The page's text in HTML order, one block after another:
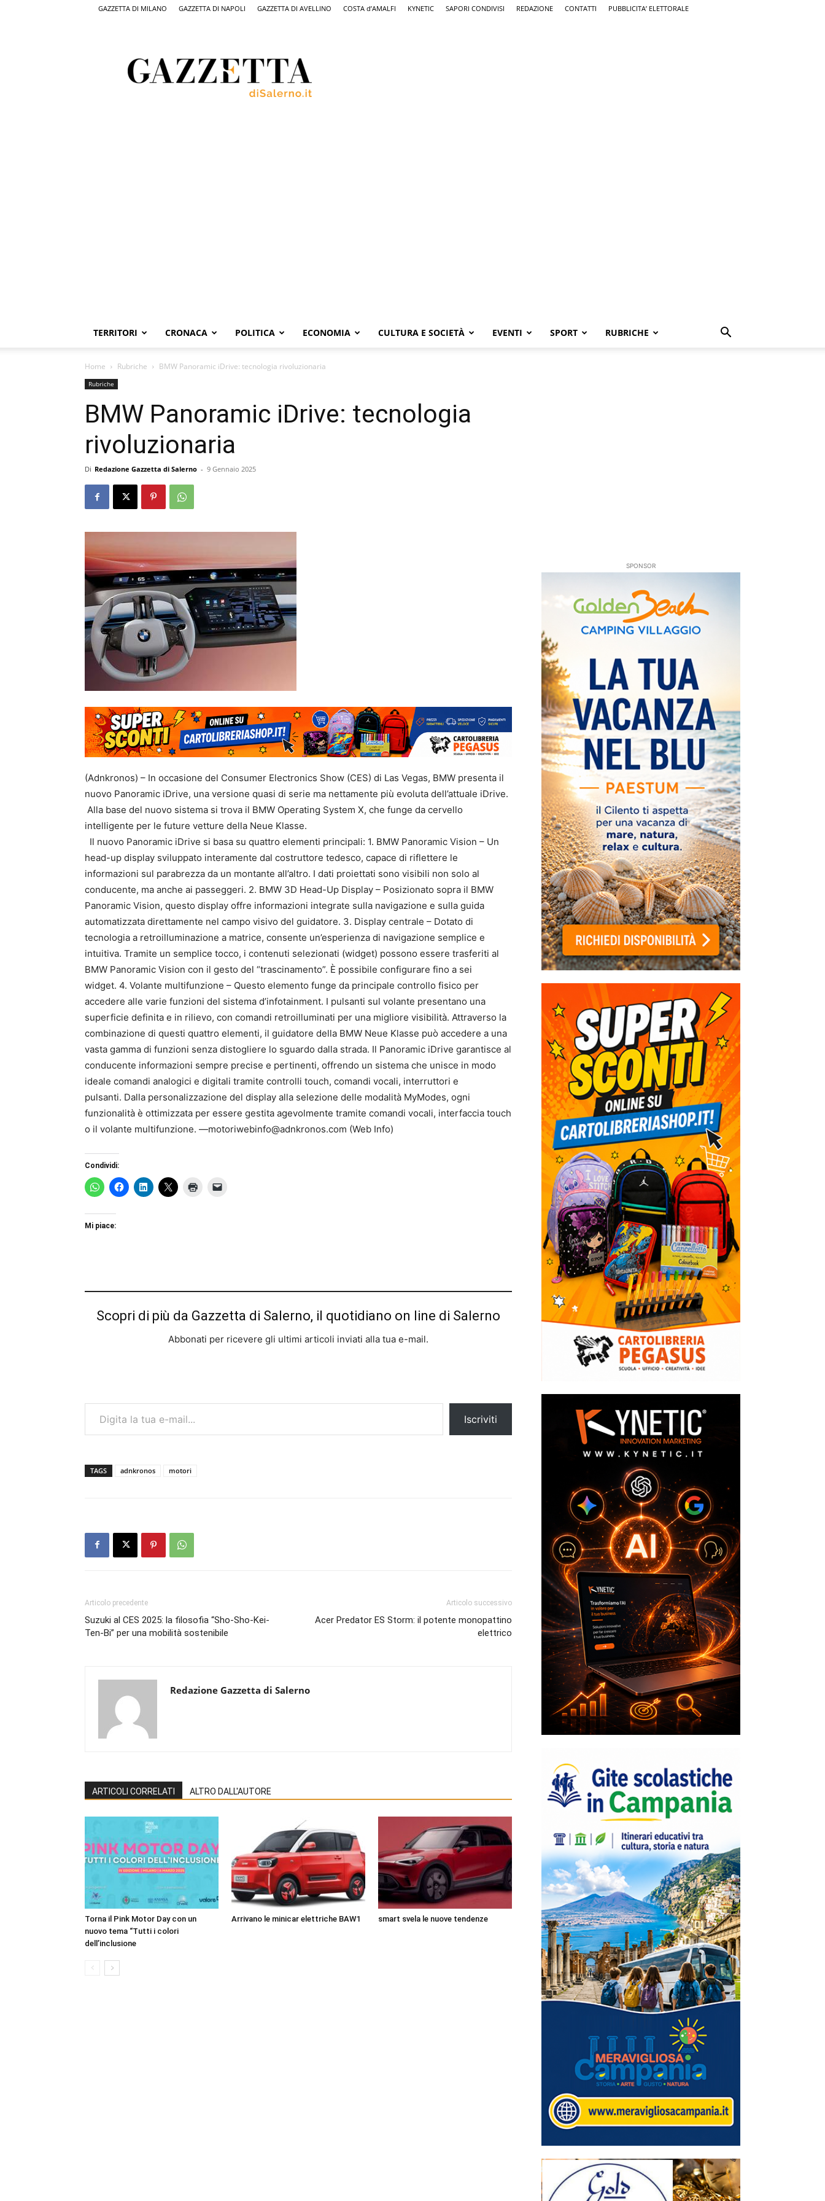
GAZZETTA DI MILANO GAZZETTA DI NAPOLI GAZZETTA DI AVELLINO COSTA d’AMALFI KYNETIC SAPORI CONDIVISI REDAZIONE CONTATTI PUBBLICITA’ ELETTORALE
Salerno,
il
quotidiano
TERRITORI CRONACA POLITICA ECONOMIA CULTURA E SOCIETÀ EVENTI SPORT RUBRICHE
Home Rubriche BMW Panoramic iDrive: tecnologia rivoluzionaria
Rubriche
BMW Panoramic iDrive: tecnologia
rivoluzionaria
Di Redazione Gazzetta di Salerno - 9 Gennaio 2025
(Adnkronos) – In occasione del Consumer Electronics Show (CES) di Las Vegas, BMW presenta il
nuovo Panoramic iDrive, una versione quasi di serie ma nettamente più evoluta dell’attuale iDrive.
Alla base del nuovo sistema si trova il BMW Operating System X, che funge da cervello
intelligente per le future vetture della Neue Klasse.
Il nuovo Panoramic iDrive si basa su quattro elementi principali: 1. BMW Panoramic Vision – Un
head-up display sviluppato interamente dal costruttore tedesco, capace di riflettere le
informazioni sul parabrezza da un montante all’altro. I dati proiettati sono visibili non solo al
conducente, ma anche ai passeggeri. 2. BMW 3D Head-Up Display – Posizionato sopra il BMW
Panoramic Vision, questo display offre informazioni integrate sulla navigazione e sulla guida
automatizzata direttamente nel campo visivo del guidatore. 3. Display centrale – Dotato di
tecnologia a retroilluminazione a matrice, consente un’esperienza di navigazione semplice e
intuitiva. Tramite un semplice tocco, i contenuti selezionati (widget) possono essere trasferiti al
BMW Panoramic Vision con il gesto del “trascinamento”. È possibile configurare fino a sei
widget. 4. Volante multifunzione – Questo elemento funge da principale controllo fisico per
accedere alle varie funzioni del sistema d’infotainment. I pulsanti sul volante presentano una
superficie definita e in rilievo, con comandi retroilluminati per una migliore visibilità. Attraverso la
combinazione di questi quattro elementi, il guidatore della BMW Neue Klasse può accedere a una
vasta gamma di funzioni senza distogliere lo sguardo dalla strada. Il Panoramic iDrive garantisce al
conducente informazioni sempre precise e pertinenti, offrendo un sistema che unisce in modo
ideale comandi analogici e digitali tramite controlli touch, comandi vocali, interruttori e
pulsanti. Dalla personalizzazione del display alla selezione delle modalità MyModes, ogni
funzionalità è ottimizzata per essere gestita agevolmente tramite comandi vocali, interfaccia touch
o il volante multifunzione. —motoriwebinfo@adnkronos.com (Web Info)
Condividi:
Mi piace:
Scopri di più da Gazzetta di Salerno, il quotidiano on line di Salerno
Abbonati per ricevere gli ultimi articoli inviati alla tua e-mail.
Digita la tua e-mail...
Iscriviti
TAGS adnkronos motori
Articolo precedente
Suzuki al CES 2025: la filosofia “Sho-Sho-Kei-
Ten-Bi” per una mobilità sostenibile
Articolo successivo
Acer Predator ES Storm: il potente monopattino
elettrico
Redazione Gazzetta di Salerno
ARTICOLI CORRELATI ALTRO DALL'AUTORE
Torna il Pink Motor Day con un
nuovo tema “Tutti i colori
dell’inclusione
Arrivano le minicar elettriche BAW1 smart svela le nuove tendenze
SPONSOR